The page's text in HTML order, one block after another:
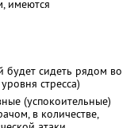
имеются
будет сидеть рядом во
стресса)
(успокоительные)
в количестве,